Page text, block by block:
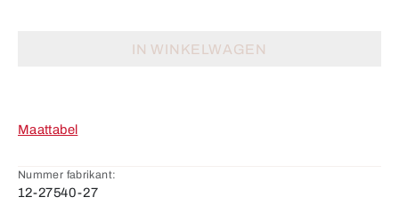
IN WINKELWAGEN
Maattabel
Nummer fabrikant:
12-27540-27